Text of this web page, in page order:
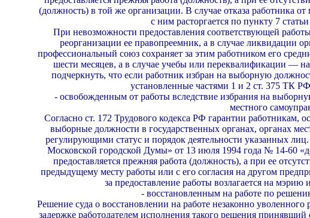
(должность) в той же организации. В случае отказа работника
с ним расторгается по пункту 7
При невозможности предоставления соответству­ющей
реорганизации ее правопреемник, а в случае ликвидации
профессиональный союз сохра­няет за этим работником его
шести меся­цев, а в случае учебы или переквалификации —
подчеркнуть, что если работник избран на выборную
установленные частями 1 и 2 ст. 375 ТК
- освобожденным от работы вследствие избрания на
местного
Согласно ст. 172 Трудового кодекса РФ гарантии ра­ботникам,
выборные должности в государ­ственных органах, органах
регулирующими статус и порядок деятельности указанных
Мос­ковской городской Думы» от 13 июля 1994 года № 14-60
предоставляется прежняя работа (дол­жность), а при ее
предыдущему месту ра­боты или с его согласия на другом
за пре­доставление работы возлагается на
- восстановленным на работе по
Решение суда о восстановлении на работе незакон­но
задержке работодателем исполне­ния такого решения